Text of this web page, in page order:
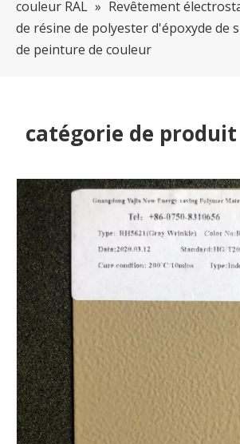
couleur RAL » Revêtement
de résine de polyester d'époxyde de
de peinture de couleur
catégorie de produit